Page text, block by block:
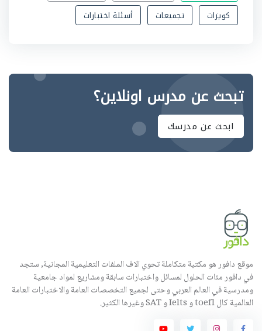
كويزات
تجميعات أسئلة اختبارات
تبحث عن مدرس اونلاين؟
ابحث عن مدرسك
موقع دافور هو مكتبة متكاملة تحوي الاف الملفات التعليمية المجانية, ستجد
في دافور مئات الحلول لمسائل واختبارات سابقة ومشاريع لمواد جامعية
ومدرسية في العالم العربي وحتى لجميع التخصصات العامة والاختبارات العامة
العالمية كال toefl و Ielts و SAT وغيرها الكثير.